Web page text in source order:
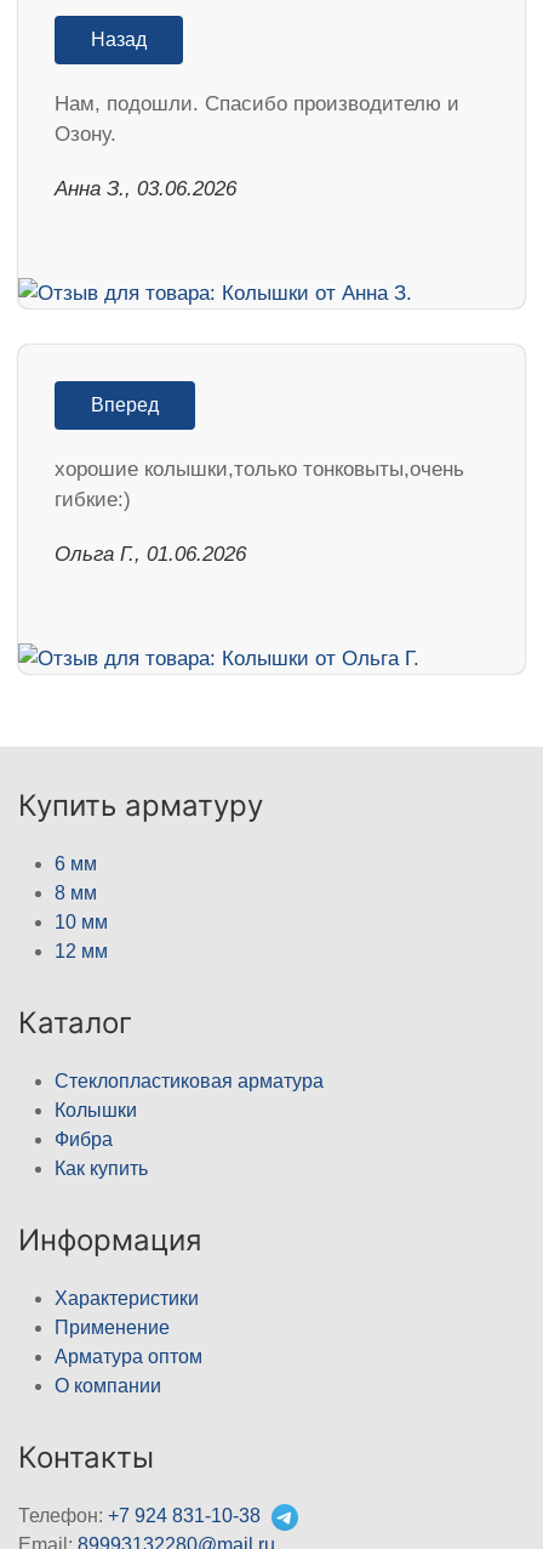
Назад
Нам, подошли. Спасибо производителю и
Озону.
Анна З., 03.06.2026
Вперед
хорошие колышки,только тонковыты,очень
гибкие:)
Ольга Г., 01.06.2026
Купить арматуру
6 мм
8 мм
10 мм
12 мм
Каталог
Стеклопластиковая арматура
Колышки
Фибра
Как купить
Информация
Характеристики
Применение
Арматура оптом
О компании
Контакты
Телефон: +7 924 831-10-38
Email: 89993132280@mail.ru